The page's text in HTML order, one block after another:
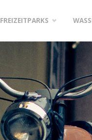
content
FREIZEITPARKS